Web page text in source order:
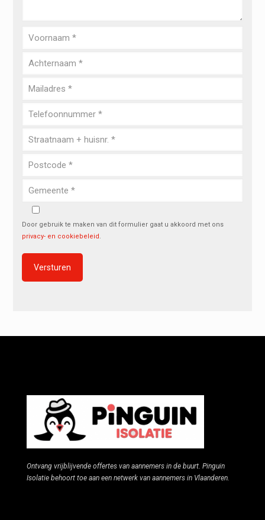
Door gebruik te maken van dit formulier gaat u akkoord met ons
privacy- en cookiebeleid.
Ontvang vrijblijvende offertes van aannemers in de buurt. Pinguin
Isolatie behoort toe aan een netwerk van aannemers in Vlaanderen.